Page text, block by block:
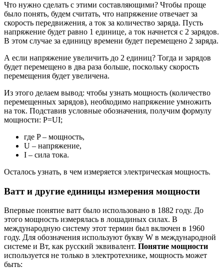
Что нужно сделать с этими составляющими? Чтобы проще
было понять, будем считать, что напряжение отвечает за
скорость передвижения, а ток за количество заряда. Пусть
напряжение будет равно 1 единице, а ток начнется с 2 зарядов.
В этом случае за единицу времени будет перемещено 2 заряда.
А если напряжение увеличить до 2 единиц? Тогда и зарядов
будет перемещено в два раза больше, поскольку скорость
перемещения будет увеличена.
Из этого делаем вывод: чтобы узнать мощность (количество
перемещенных зарядов), необходимо напряжение умножить
на ток. Подставив условные обозначения, получим формулу
мощности: P=UI;
где P – мощность,
U – напряжение,
I – сила тока.
Осталось узнать, в чем измеряется электрическая мощность.
Ватт и другие единицы измерения мощности
Впервые понятие ватт было использовано в 1882 году. До
этого мощность измерялась в лошадиных силах. В
международную систему этот термин был включен в 1960
году. Для обозначения используют букву W в международной
системе и Вт, как русский эквивалент. Понятие мощности
используется не только в электротехнике, мощность может
быть: